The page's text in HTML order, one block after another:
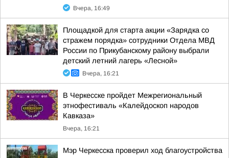
Вчера, 16:49
Площадкой для старта акции «Зарядка со
стражем порядка» сотрудники Отдела МВД
России по Прикубанскому району выбрали
детский летний лагерь «Лесной»
Вчера, 16:21
В Черкесске пройдет Межрегиональный
этнофестиваль «Калейдоскоп народов
Кавказа»
Вчера, 16:21
Мэр Черкесска проверил ход благоустройства